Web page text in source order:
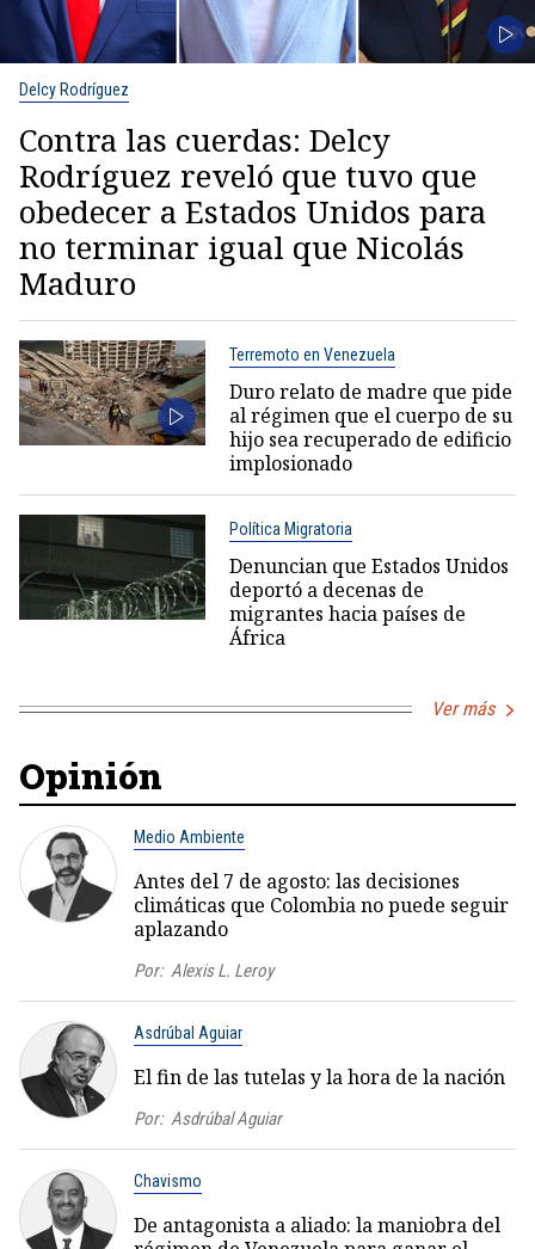
Delcy Rodríguez
Contra las cuerdas: Delcy
Rodríguez reveló que tuvo que
obedecer a Estados Unidos para
no terminar igual que Nicolás
Maduro
Terremoto en Venezuela
Duro relato de madre que pide
al régimen que el cuerpo de su
hijo sea recuperado de edificio
implosionado
Política Migratoria
Denuncian que Estados Unidos
deportó a decenas de
migrantes hacia países de
África
Ver más
Opinión
Medio Ambiente
Antes del 7 de agosto: las decisiones
climáticas que Colombia no puede seguir
aplazando
Por: Alexis L. Leroy
Asdrúbal Aguiar
El fin de las tutelas y la hora de la nación
Por: Asdrúbal Aguiar
Chavismo
De antagonista a aliado: la maniobra del